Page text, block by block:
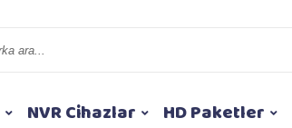
NVR Cihazlar HD Paketler